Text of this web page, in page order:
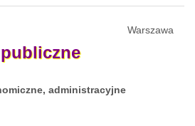
Warszawa
publiczne
administracyjne